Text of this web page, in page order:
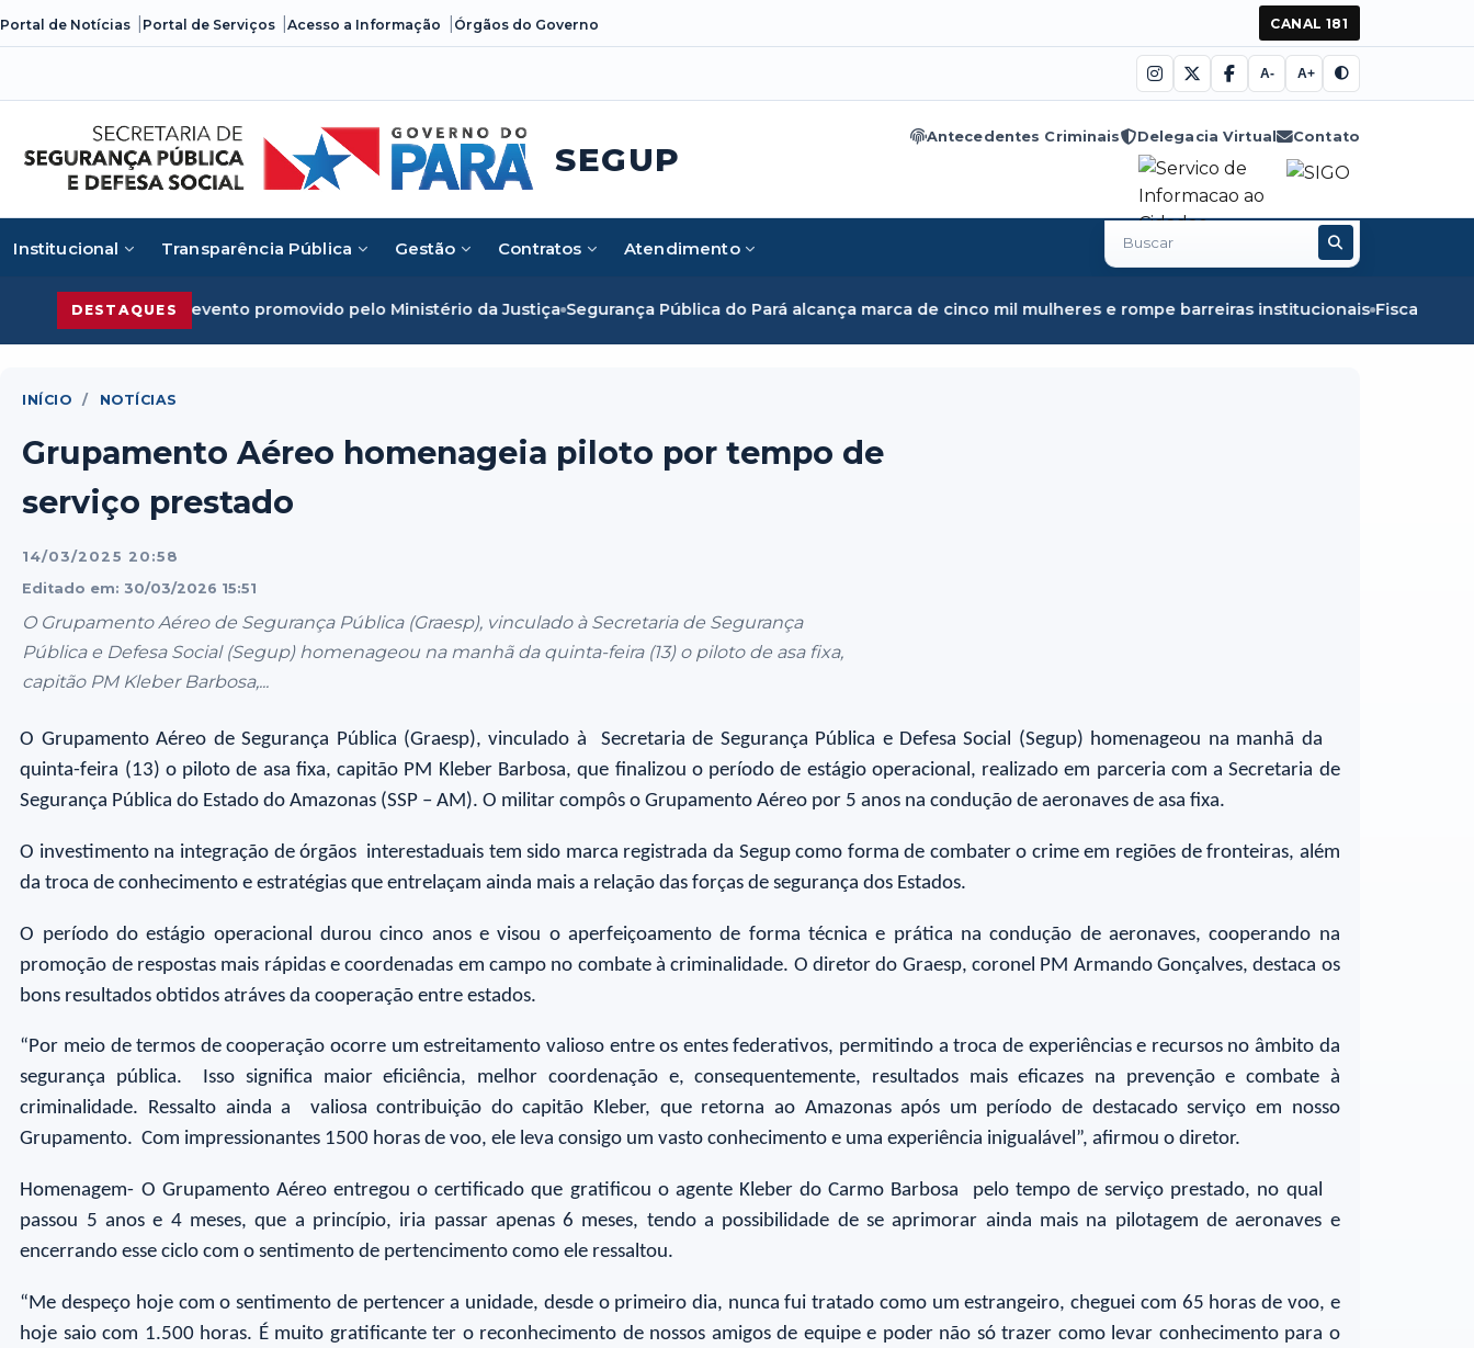
Portal de Notícias Portal de Serviços Acesso a Informação Órgãos do Governo CANAL 181
A- A+
SEGUP
Antecedentes Criminais Delegacia Virtual Contato
Institucional Transparência Pública Gestão Contratos Atendimento
Buscar
no
DESTAQUES
em evento promovido pelo Ministério da Justiça Segurança Pública do Pará alcança marca de cinco mil mulheres e rompe barreiras institucionais Fiscalização em
INÍCIO / NOTÍCIAS
Grupamento Aéreo homenageia piloto por tempo de
serviço prestado
14/03/2025 20:58
Editado em: 30/03/2026 15:51
O Grupamento Aéreo de Segurança Pública (Graesp), vinculado à Secretaria de Segurança
Pública e Defesa Social (Segup) homenageou na manhã da quinta-feira (13) o piloto de asa fixa,
capitão PM Kleber Barbosa,...
O Grupamento Aéreo de Segurança Pública (Graesp), vinculado à Secretaria de Segurança Pública e Defesa Social (Segup) homenageou na manhã da
quinta-feira (13) o piloto de asa fixa, capitão PM Kleber Barbosa, que finalizou o período de estágio operacional, realizado em parceria com a Secretaria de
Segurança Pública do Estado do Amazonas (SSP – AM). O militar compôs o Grupamento Aéreo por 5 anos na condução de aeronaves de asa fixa.
O investimento na integração de órgãos interestaduais tem sido marca registrada da Segup como forma de combater o crime em regiões de fronteiras, além
da troca de conhecimento e estratégias que entrelaçam ainda mais a relação das forças de segurança dos Estados.
O período do estágio operacional durou cinco anos e visou o aperfeiçoamento de forma técnica e prática na condução de aeronaves, cooperando na
promoção de respostas mais rápidas e coordenadas em campo no combate à criminalidade. O diretor do Graesp, coronel PM Armando Gonçalves, destaca os
bons resultados obtidos atráves da cooperação entre estados.
“Por meio de termos de cooperação ocorre um estreitamento valioso entre os entes federativos, permitindo a troca de experiências e recursos no âmbito da
segurança pública. Isso significa maior eficiência, melhor coordenação e, consequentemente, resultados mais eficazes na prevenção e combate à
criminalidade. Ressalto ainda a valiosa contribuição do capitão Kleber, que retorna ao Amazonas após um período de destacado serviço em nosso
Grupamento. Com impressionantes 1500 horas de voo, ele leva consigo um vasto conhecimento e uma experiência inigualável”, afirmou o diretor.
Homenagem- O Grupamento Aéreo entregou o certificado que gratificou o agente Kleber do Carmo Barbosa pelo tempo de serviço prestado, no qual
passou 5 anos e 4 meses, que a princípio, iria passar apenas 6 meses, tendo a possibilidade de se aprimorar ainda mais na pilotagem de aeronaves e
encerrando esse ciclo com o sentimento de pertencimento como ele ressaltou.
“Me despeço hoje com o sentimento de pertencer a unidade, desde o primeiro dia, nunca fui tratado como um estrangeiro, cheguei com 65 horas de voo, e
hoje saio com 1.500 horas. É muito gratificante ter o reconhecimento de nossos amigos de equipe e poder não só trazer como levar conhecimento para o